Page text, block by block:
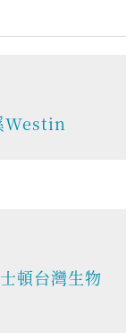
Westin
頓台灣生物